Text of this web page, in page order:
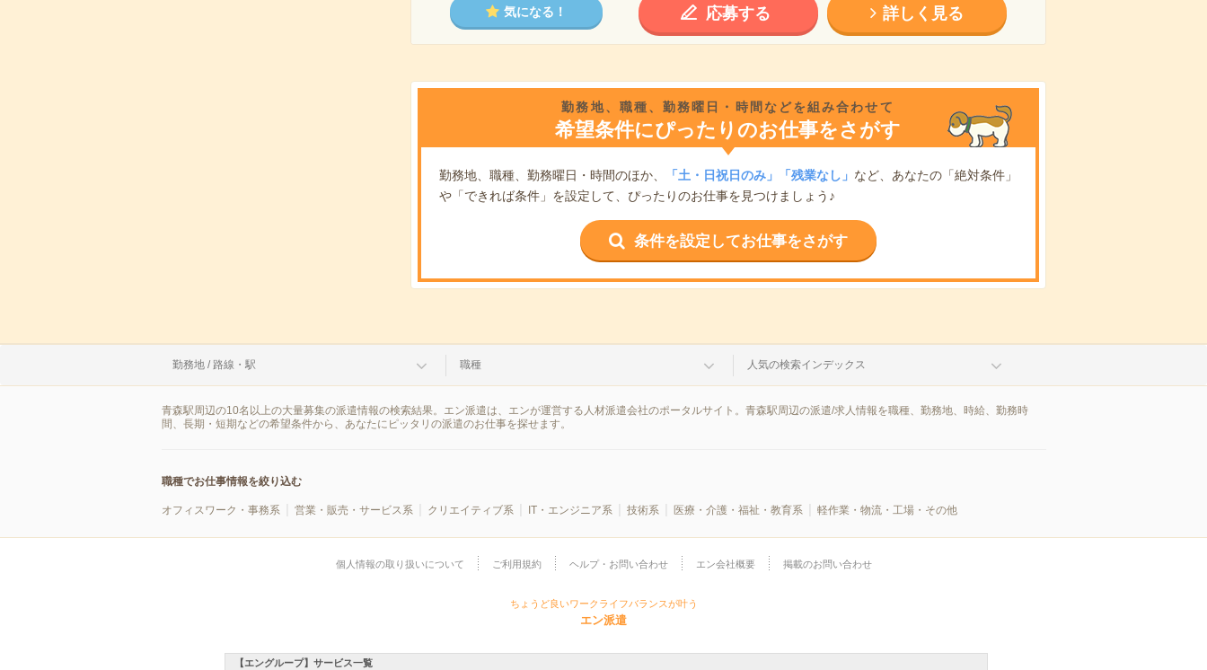
気になる！ 応募する 詳しく見る
勤務地、職種、勤務曜日・時間などを組み合わせて
希望条件にぴったりのお仕事をさがす
勤務地、職種、勤務曜日・時間のほか、 「土・日祝日のみ」「残業なし」 など、あなたの「絶対条件」
や「できれば条件」を設定して、ぴったりのお仕事を見つけましょう♪
条件を設定してお仕事をさがす
勤務地 / 路線・駅 職種 人気の検索インデックス
青森駅周辺の10名以上の大量募集の派遣情報の検索結果。エン派遣は、エンが運営する人材派遣会社のポータルサイト。青森駅周辺の派遣/求人情報を職種、勤務地、時給、勤務時
間、長期・短期などの希望条件から、あなたにピッタリの派遣のお仕事を探せます。
職種でお仕事情報を絞り込む
オフィスワーク・事務系 営業・販売・サービス系 クリエイティブ系 IT・エンジニア系 技術系 医療・介護・福祉・教育系 軽作業・物流・工場・その他
個人情報の取り扱いについて ご利用規約 ヘルプ・お問い合わせ エン会社概要 掲載のお問い合わせ
ちょうど良いワークライフバランスが叶う
エン派遣
【エングループ】サービス一覧